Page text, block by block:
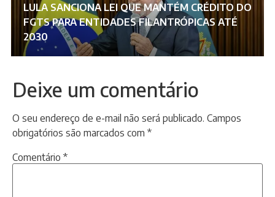
LULA SANCIONA LEI QUE MANTÉM CRÉDITO DO
FGTS PARA ENTIDADES FILANTRÓPICAS ATÉ
2030
Deixe um comentário
O seu endereço de e-mail não será publicado. Campos
obrigatórios são marcados com *
Comentário *